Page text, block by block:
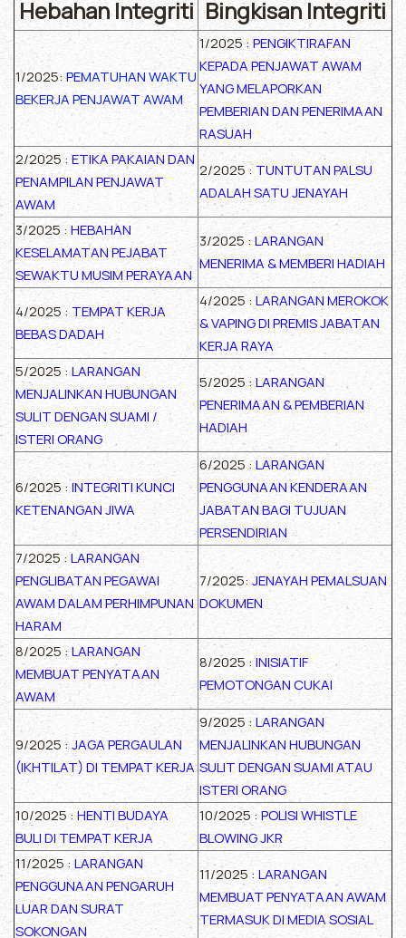
Hebahan Integriti Bingkisan Integriti
1/2025: PEMATUHAN WAKTU
BEKERJA PENJAWAT AWAM
1/2025 : PENGIKTIRAFAN
KEPADA PENJAWAT AWAM
YANG MELAPORKAN
PEMBERIAN DAN PENERIMAAN
RASUAH
2/2025 : ETIKA PAKAIAN DAN
PENAMPILAN PENJAWAT
AWAM
2/2025 :TUNTUTAN PALSU
ADALAH SATU JENAYAH
3/2025 : HEBAHAN
KESELAMATAN PEJABAT
SEWAKTU MUSIM PERAYAAN
3/2025 :LARANGAN
MENERIMA & MEMBERI HADIAH
4/2025 : TEMPAT KERJA
BEBAS DADAH
4/2025 : LARANGAN MEROKOK
& VAPING DI PREMIS JABATAN
KERJA RAYA
5/2025 : LARANGAN
MENJALINKAN HUBUNGAN
SULIT DENGAN SUAMI /
ISTERI ORANG
5/2025 :LARANGAN
PENERIMAAN & PEMBERIAN
HADIAH
6/2025 : INTEGRITI KUNCI
KETENANGAN JIWA
6/2025 :LARANGAN
PENGGUNAAN KENDERAAN
JABATAN BAGI TUJUAN
PERSENDIRIAN
7/2025 : LARANGAN
PENGLIBATAN PEGAWAI
AWAM DALAM PERHIMPUNAN
HARAM
7/2025: JENAYAH PEMALSUAN
DOKUMEN
8/2025 : LARANGAN
MEMBUAT PENYATAAN
AWAM
8/2025 : INISIATIF
PEMOTONGAN CUKAI
9/2025 : JAGA PERGAULAN
(IKHTILAT) DI TEMPAT KERJA
9/2025 :LARANGAN
MENJALINKAN HUBUNGAN
SULIT DENGAN SUAMI ATAU
ISTERI ORANG
10/2025 : HENTI BUDAYA
BULI DI TEMPAT KERJA
10/2025 : POLISI WHISTLE
BLOWING JKR
11/2025 : LARANGAN
PENGGUNAAN PENGARUH
LUAR DAN SURAT
SOKONGAN
11/2025 : LARANGAN
MEMBUAT PENYATAAN AWAM
TERMASUK DI MEDIA SOSIAL